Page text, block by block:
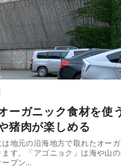
ーガニック食材を使
猪肉が楽しめる
地元の沿海地方で取れたオー
す。「アゴニョク」は海や山
プン…